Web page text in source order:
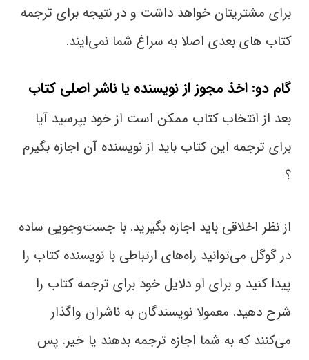
برای مشتریتان خواهد داشت و در نتیجه برای ترجمه
کتاب های بعدی اصلا به سراغ شما نمی‌ایند.
گام دو: اخذ مجوز از نویسنده یا ناشر اصلی کتاب
بعد از انتخاب کتاب ممکن است از خود بپرسید آیا
برای ترجمه این کتاب باید از نویسنده آن اجازه بگیرم
؟
از نظر اخلاقی باید اجازه بگیرید. با جست‌وجویی ساده
در گوگل می‌توانید راه‌های ارتباطی با نویسنده کتاب را
پیدا کنید و برای او دلایل خود برای ترجمه کتاب را
شرح دهید. معمولا نویسندگان به ناشران واگذار
می‌کنند که به شما اجازه ترجمه بدهند یا خیر. پس